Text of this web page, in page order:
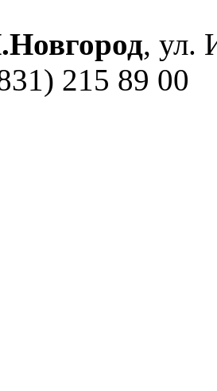
, ул.
215 89 00